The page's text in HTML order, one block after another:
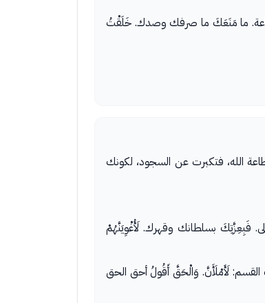
الطاعة. ما مَنَعَكَ ما صرفك وصدك. خَلَقْتُ
الله، فتكبرت عن السجود، لكونك
فَبِعِزَّتِكَ بسلطانك وقهرك. لَأُغْوِيَنَّهُمْ
لَأَمْلَأَنَّ. وَالْحَقَّ أَقُولُ أحق الحق